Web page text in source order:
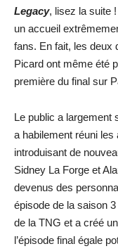
Legacy, lisez la suite
un accueil
fans. En fait, les deux
Picard ont même été
première du final sur
Le public a largement
a habilement réuni
introduisant de
Sidney La Forge et
devenus des
épisode de la saison
de la TNG et a créé
l’épisode final égale